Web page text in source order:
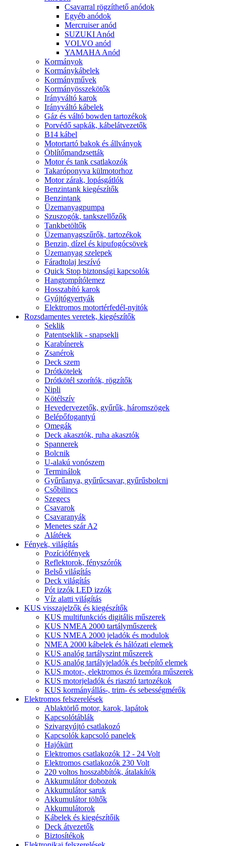
Csavarral rögzíthető anódok
Egyéb anódok
Mercruiser anód
SUZUKI Anód
VOLVO anód
YAMAHA Anód
Kormányok
Kormánykábelek
Kormányművek
Kormányösszekötők
Irányváltó karok
Irányváltó kábelek
Gáz és váltó bowden tartozékok
Porvédő sapkák, kábelátvezetők
B14 kábel
Motortartó bakok és állványok
Öblítőmandzsetták
Motor és tank csatlakozók
Takaróponyva külmotorhoz
Motor zárak, lopásgátlók
Benzintank kiegészítők
Benzintank
Üzemanyagpumpa
Szuszogók, tankszellőzők
Tankbetöltők
Üzemanyagszűrők, tartozékok
Benzin, dízel és kipufogócsövek
Üzemanyag szelepek
Fáradtolaj leszívó
Quick Stop biztonsági kapcsolók
Hangtompítólemez
Hosszabító karok
Gyújtógyertyák
Elektromos motortérfedél-nyitók
Rozsdamentes veretek, kiegészítők
Seklik
Patentseklik - snapsekli
Karabínerek
Zsanérok
Deck szem
Drótkötelek
Drótkötél szorítók, rögzítők
Nipli
Kötélszív
Hevedervezetők, gyűrűk, háromszögek
Belépőfogantyú
Omegák
Deck akasztók, ruha akasztók
Spannerek
Bolcnik
U-alakú vonószem
Terminálok
Gyűrűanya, gyűrűcsavar, gyűrűsbolcni
Csőbilincs
Szegecs
Csavarok
Csavaranyák
Menetes szár A2
Alátétek
Fények, világítás
Pozíciófények
Reflektorok, fényszórók
Belső világítás
Deck világítás
Pót izzók LED izzók
Víz alatti világítás
KUS visszajelzők és kiegészítők
KUS multifunkciós digitális műszerek
KUS NMEA 2000 tartályműszerek
KUS NMEA 2000 jeladók és modulok
NMEA 2000 kábelek és hálózati elemek
KUS analóg tartályszint műszerek
KUS analóg tartályjeladók és beépítő elemek
KUS motor-, elektromos és üzemóra műszerek
KUS motorjeladók és riasztó tartozékok
KUS kormányállás-, trim- és sebességmérők
Elektromos felszerelések
Ablaktörlő motor, karok, lapátok
Kapcsolótáblák
Szivargyújtó csatlakozó
Kapcsolók kapcsoló panelek
Hajókürt
Elektromos csatlakozók 12 - 24 Volt
Elektromos csatlakozók 230 Volt
220 voltos hosszabbítók, átalakítók
Akkumulátor dobozok
Akkumulátor saruk
Akkumulátor töltők
Akkumulátorok
Kábelek és kiegészítőik
Deck átvezetők
Biztosítékok